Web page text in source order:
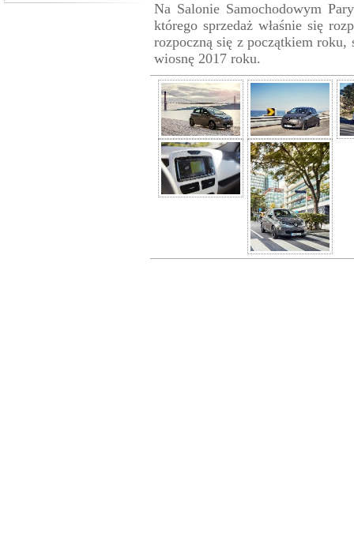
Na Salonie Samochodowym
którego sprzedaż właśnie się
rozpoczną się z początkiem roku,
wiosnę 2017 roku.